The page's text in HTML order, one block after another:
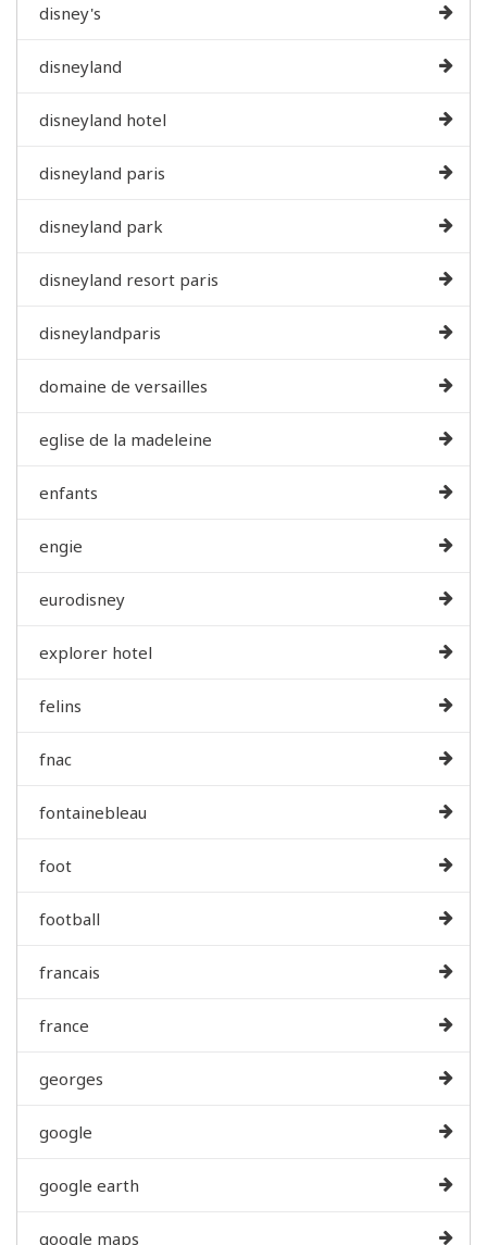
disney's
disneyland
disneyland hotel
disneyland paris
disneyland park
disneyland resort paris
disneylandparis
domaine de versailles
eglise de la madeleine
enfants
engie
eurodisney
explorer hotel
felins
fnac
fontainebleau
foot
football
francais
france
georges
google
google earth
google maps